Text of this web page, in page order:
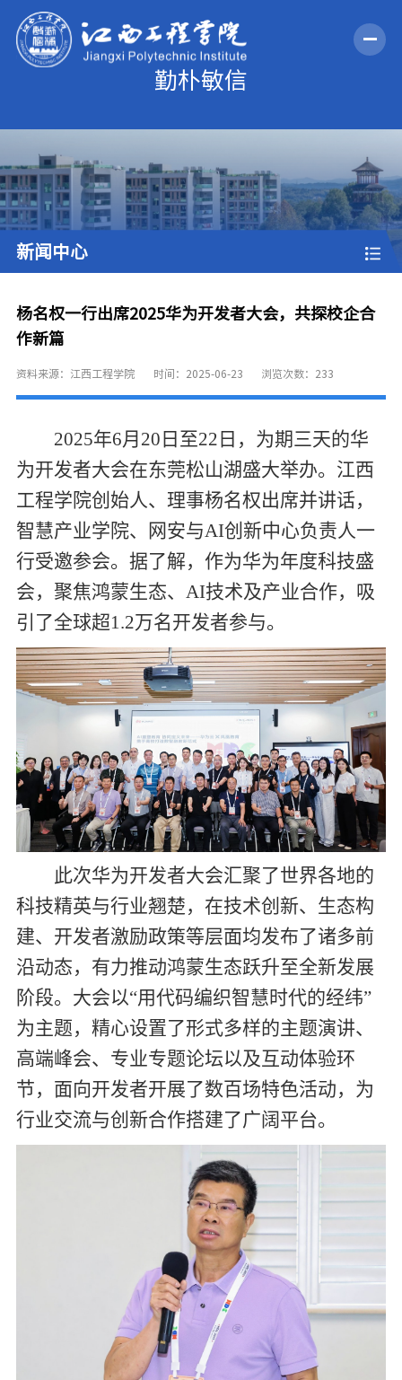
新闻中心
杨名权一行出席2025华为开发者大会，共探校企合
作新篇
资料来源：江西工程学院 时间：2025-06-23 浏览次数： 233
2025年6月 20 日至22 日，为期三天的华
为开发者大会在东莞松山湖盛大举办。江西
工程学院创始人、理事杨名权出席并讲话，
智慧产业学院、网安与AI创新中心负责人一
行受邀参会。据了解，作为华为年度科技盛
会，聚焦鸿蒙生态、 AI技术及产业合作，吸
引了全球超1.2万名开发者参与。
此次华为开发者大会汇聚了世界各地的
科技精英与行业翘楚，在技术创新、生态构
建、开发者激励政策等层面均发布了诸多前
沿动态，有力推动鸿蒙生态跃升至全新发展
阶段。大会以“用代码编织智慧时代的经纬”
为主题，精心设置了形式多样的主题演讲、
高端峰会、专业专题论坛以及互动体验环
节，面向开发者开展了数百场特色活动，为
行业交流与创新合作搭建了广阔平台。